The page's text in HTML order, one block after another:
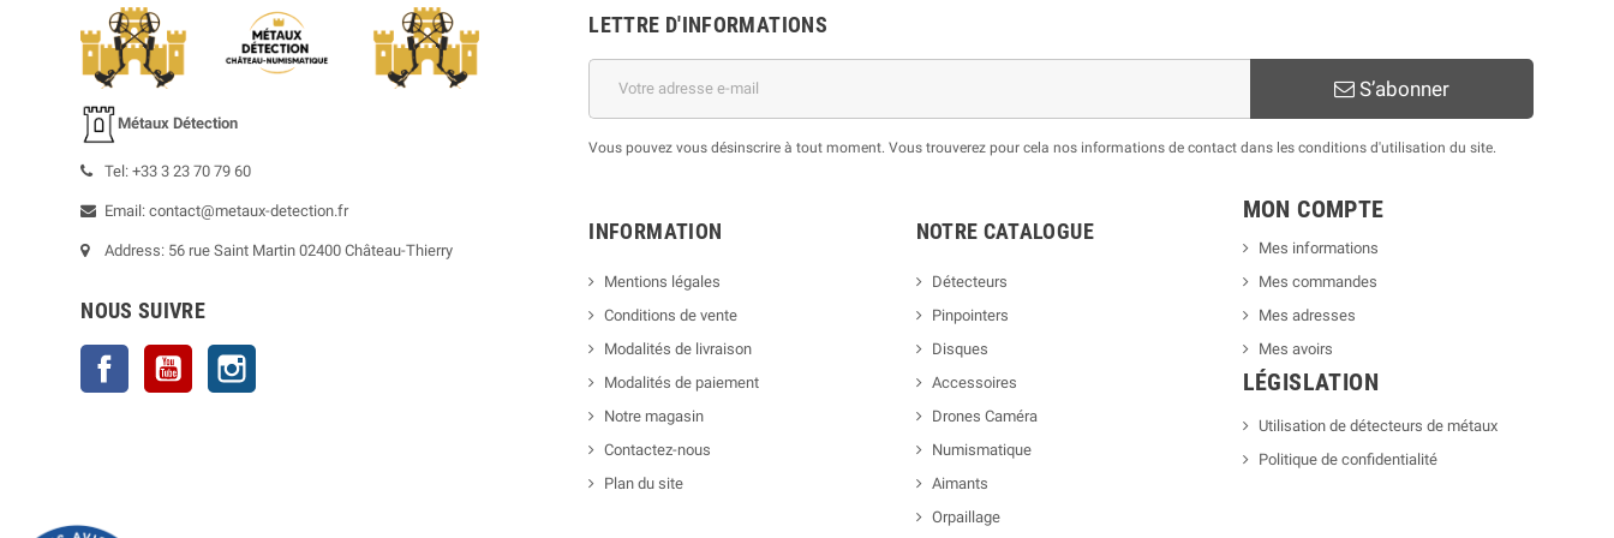
Métaux Détection
Tel: +33 3 23 70 79 60
Email: contact@metaux-detection.fr
Address: 56 rue Saint Martin 02400 Château-Thierry
NOUS SUIVRE
Facebook YouTube
LETTRE D'INFORMATIONS
S’abonner
Vous pouvez vous désinscrire à tout moment. Vous trouverez pour cela nos informations de contact dans les conditions d'utilisation du site.
INFORMATION
Mentions légales
Conditions de vente
Modalités de livraison
Modalités de paiement
Notre magasin
Contactez-nous
Plan du site
NOTRE CATALOGUE
Détecteurs
Pinpointers
Disques
Accessoires
Drones Caméra
Numismatique
Aimants
Orpaillage
MON COMPTE
Mes informations
Mes commandes
Mes adresses
Mes avoirs
LÉGISLATION
Utilisation de détecteurs de métaux
Politique de confidentialité